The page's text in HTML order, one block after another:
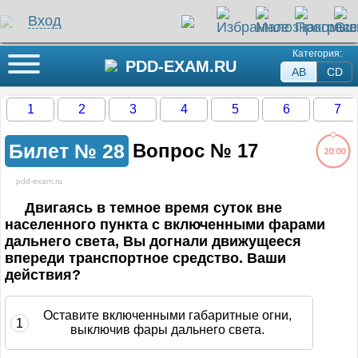
Вход
Кнопка меню PDD-EXAM.RU
Категория:
AB СD
1 2 3 4 5 6 7
Билет № 28 Вопрос № 17 20:00
загружается...
pdd-exam.ru
на этот вопрос
Двигаясь в темное время суток вне
населенного пункта с включенными фарами
дальнего света, Вы догнали движущееся
впереди транспортное средство. Ваши
действия?
1
Оставите включенными габаритные огни,
выключив фары дальнего света.